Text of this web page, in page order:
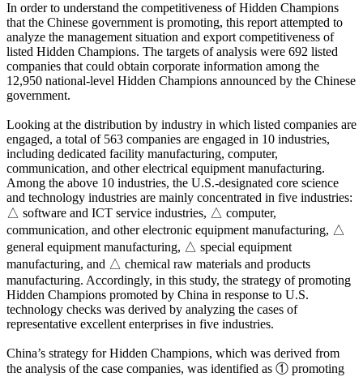
In order to understand the competitiveness of Hidden Champions
that the Chinese government is promoting, this report attempted to
analyze the management situation and export competitiveness of
listed Hidden Champions. The targets of analysis were 692 listed
companies that could obtain corporate information among the
12,950 national-level Hidden Champions announced by the Chinese
government.
Looking at the distribution by industry in which listed companies are
engaged, a total of 563 companies are engaged in 10 industries,
including dedicated facility manufacturing, computer,
communication, and other electrical equipment manufacturing.
Among the above 10 industries, the U.S.-designated core science
and technology industries are mainly concentrated in five industries:
△ software and ICT service industries, △ computer,
communication, and other electronic equipment manufacturing, △
general equipment manufacturing, △ special equipment
manufacturing, and △ chemical raw materials and products
manufacturing. Accordingly, in this study, the strategy of promoting
Hidden Champions promoted by China in response to U.S.
technology checks was derived by analyzing the cases of
representative excellent enterprises in five industries.
China’s strategy for Hidden Champions, which was derived from
the analysis of the case companies, was identified as ① promoting